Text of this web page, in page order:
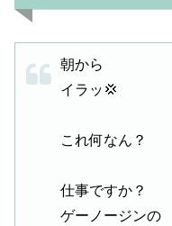
朝から
イラッ💢
これ何なん？
仕事ですか？
ゲーノージンの